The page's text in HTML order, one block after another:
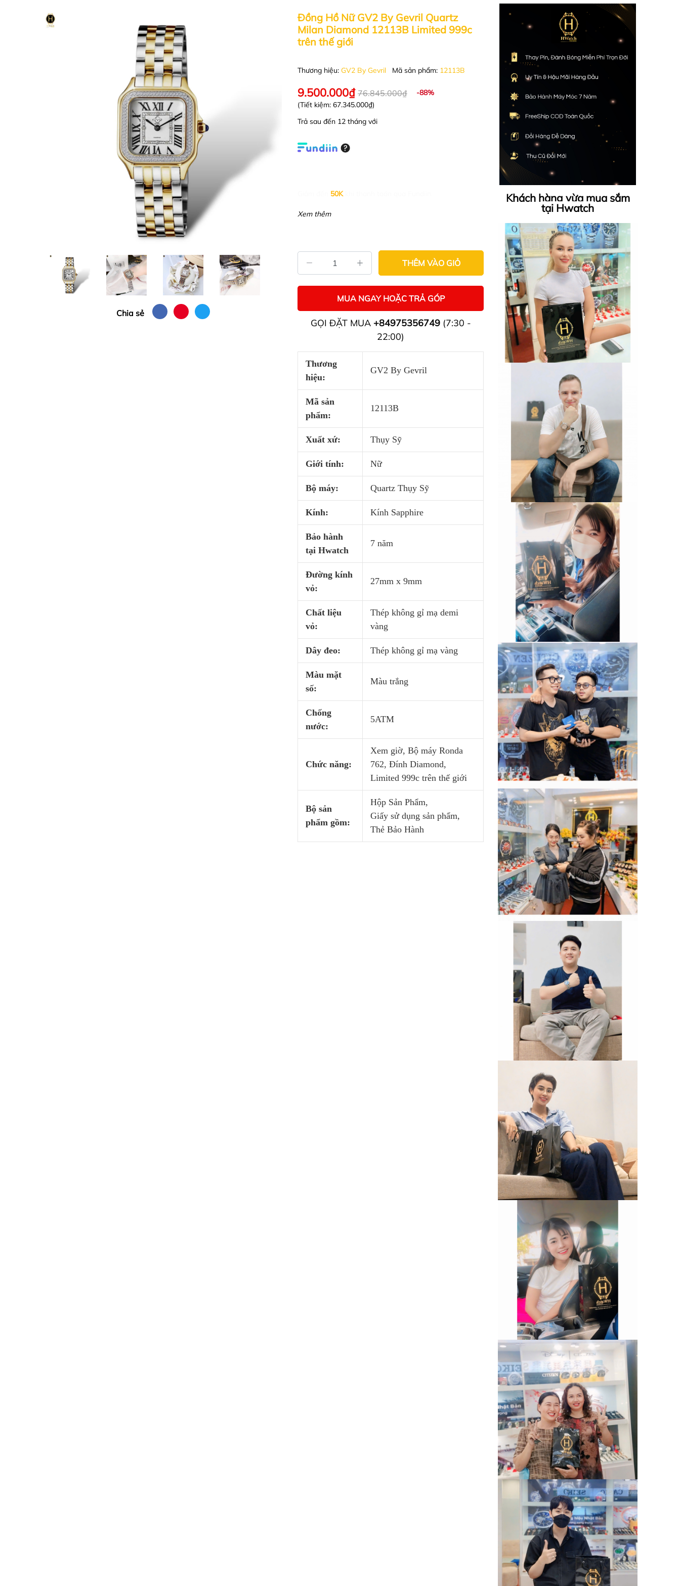
Chia sẻ
Đồng Hồ Nữ GV2 By Gevril Quartz
Milan Diamond 12113B Limited 999c
trên thế giới
Thương hiệu: GV2 By Gevril Mã sản phẩm: 12113B
9.500.000₫ 76.845.000₫
-88%
(Tiết kiệm: 67.345.000₫)
Trả sau đến 12 tháng với
50K
Xem thêm
THÊM VÀO GIỎ
MUA NGAY HOẶC TRẢ GÓP
GỌI ĐẶT MUA +84975356749(7:30 -
22:00)
Thương
hiệu:
GV2 By Gevril
Mã sản
phẩm:
12113B
Xuất xứ: Thụy Sỹ
Giới tính: Nữ
Bộ máy: Quartz Thụy Sỹ
Kính: Kính Sapphire
Bảo hành
tại Hwatch
7 năm
Đường kính
vỏ:
27mm x 9mm
Chất liệu
vỏ:
Thép không gỉ mạ demi
vàng
Dây đeo: Thép không gỉ mạ vàng
Màu mặt
số:
Màu trắng
Chống
nước:
5ATM
Chức năng:
Xem giờ, Bộ máy Ronda
762, Đính Diamond,
Limited 999c trên thế giới
Bộ sản
phẩm gồm:
Hộp Sản Phẩm,
Giấy sử dụng sản phẩm,
Thẻ Bảo Hành
Khách hàng vừa mua sắm
tại Hwatch